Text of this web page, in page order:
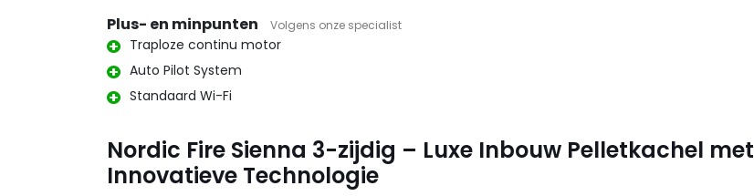
Plus- en minpunten Volgens onze specialist
Traploze continu motor
Auto Pilot System
Standaard Wi-Fi
Nordic Fire Sienna 3-zijdig – Luxe Inbouw Pelletkachel met
Innovatieve Technologie